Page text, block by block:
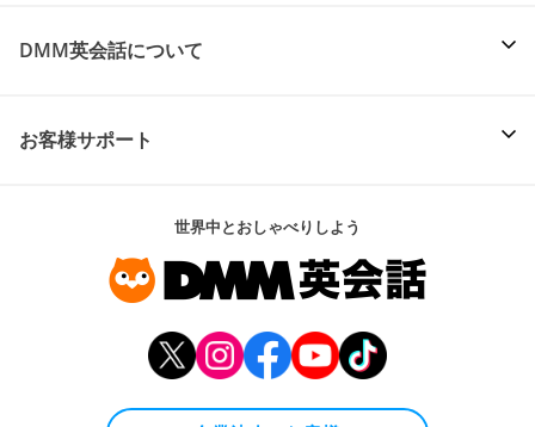
DMM英会話について
お客様サポート
世界中とおしゃべりしよう